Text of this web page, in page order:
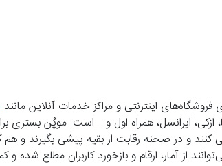
اینترنتی و مراکز خدمات آنلاین مانند
ازکی، ایرانسل، همراه اول و... است. موپُن بستری
و در صحنه رقابت از بقیه پیشی بگیرند و هم
از آمار، ارقام و بازخورد کاربران مطلع شده